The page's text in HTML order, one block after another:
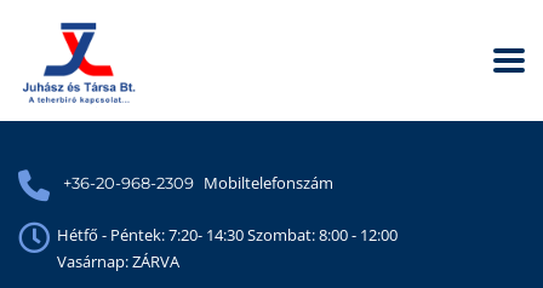
+36-20-968-2309 Mobiltelefonszám
Hétfő - Péntek: 7:20- 14:30 Szombat: 8:00 - 12:00
Vasárnap: ZÁRVA